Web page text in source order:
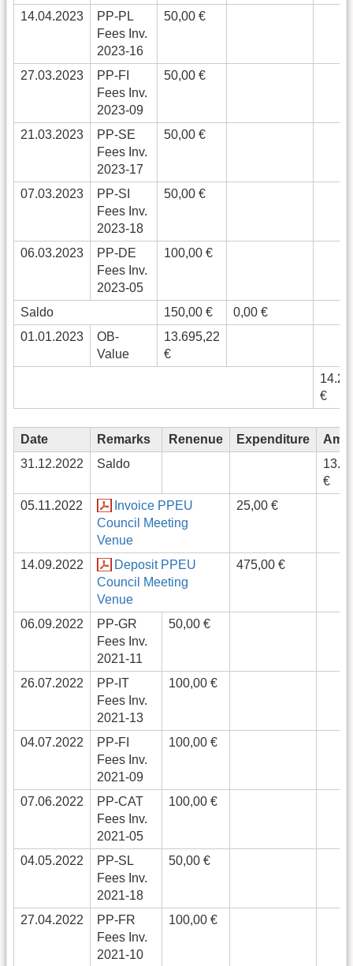
14.04.2023
PP-PL
Fees Inv.
2023-16
50,00 €
27.03.2023
PP-FI
Fees Inv.
2023-09
50,00 €
21.03.2023
PP-SE
Fees Inv.
2023-17
50,00 €
07.03.2023
PP-SI
Fees Inv.
2023-18
50,00 €
06.03.2023
PP-DE
Fees Inv.
2023-05
100,00 €
Saldo 150,00 €
0,00 €
01.01.2023
OB-
Value
13.695,22
€
€
Date Remarks Renenue Expenditure
31.12.2022
Saldo
€
05.11.2022
Invoice PPEU
Council Meeting
Venue
25,00 €
14.09.2022
Deposit PPEU
Council Meeting
Venue
475,00 €
06.09.2022
PP-GR
Fees Inv.
2021-11
50,00 €
26.07.2022
PP-IT
Fees Inv.
2021-13
100,00 €
04.07.2022
PP-FI
Fees Inv.
2021-09
100,00 €
07.06.2022
PP-CAT
Fees Inv.
2021-05
100,00 €
04.05.2022
PP-SL
Fees Inv.
2021-18
50,00 €
27.04.2022
PP-FR
Fees Inv.
2021-10
100,00 €